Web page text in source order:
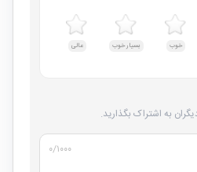
خوب بسیار خوب عالی
به اشتراک بگذارید.
۰/۱۰۰۰